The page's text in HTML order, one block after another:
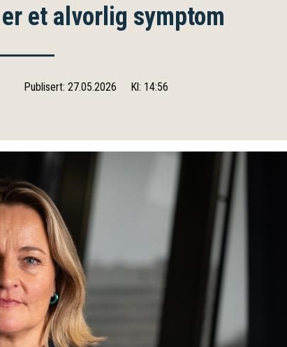
et alvorlig symptom
Publisert: 27.05.2026 Kl: 14:56